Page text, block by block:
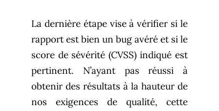
La dernière étape vise à vérifier si le
rapport est bien un bug avéré et si le
score de sévérité (CVSS) indiqué est
pertinent. N’ayant pas réussi à
obtenir des résultats à la hauteur de
nos exigences de qualité, cette